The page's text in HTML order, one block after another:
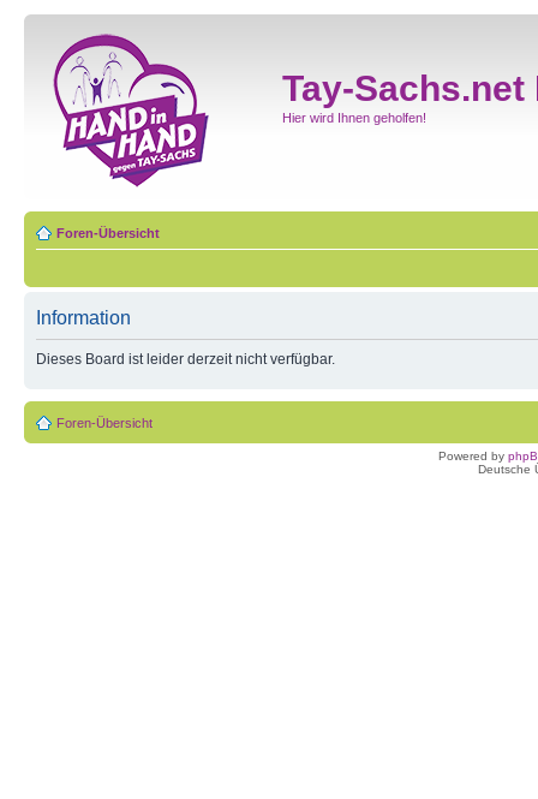
Tay-Sachs.net
Hier wird Ihnen geholfen!
Foren-Übersicht
Information
Dieses Board ist leider derzeit nicht verfügbar.
Foren-Übersicht
Powered by
Deutsche